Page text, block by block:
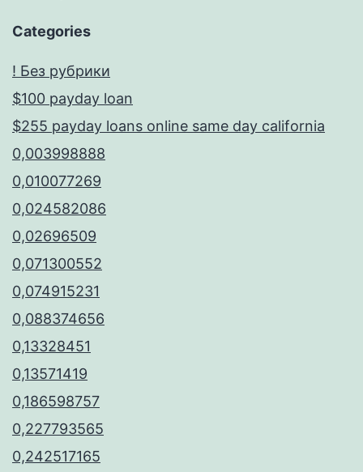
Categories
! Без рубрики
$100 payday loan
$255 payday loans online same day california
0,003998888
0,010077269
0,024582086
0,02696509
0,071300552
0,074915231
0,088374656
0,13328451
0,13571419
0,186598757
0,227793565
0,242517165